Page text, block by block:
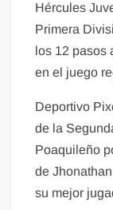
Hércules
Primera
los 12 pasos
en el juego
Deportivo
de la
Poaquileño
de
su mejor